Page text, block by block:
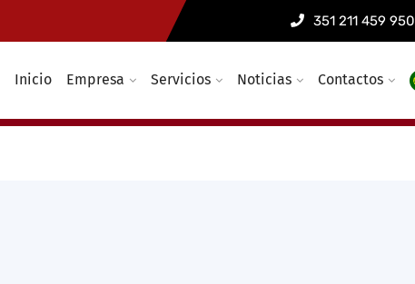
351 211 459 950
Inicio Empresa Servicios Noticias Contactos
: Soluciones de redes inalámbricas empresariales
365 días del año